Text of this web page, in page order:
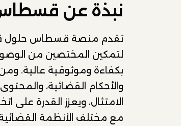
نبذة عن
تقدم منصة قسطاس حلول
لتمكين المختصين من
بكفاءة وموثوقية عالية.
والأحكام القضائية،
الامتثال، ويعزز القدرة
مع مختلف الأنظمة